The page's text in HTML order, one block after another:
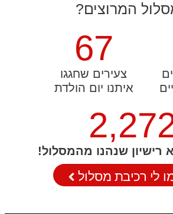
המרוצים?
67
צעירים שחגגו
איתנו יום הולדת
רישיוןשנהנו מהמסלול!
לי רכיבת מסלול